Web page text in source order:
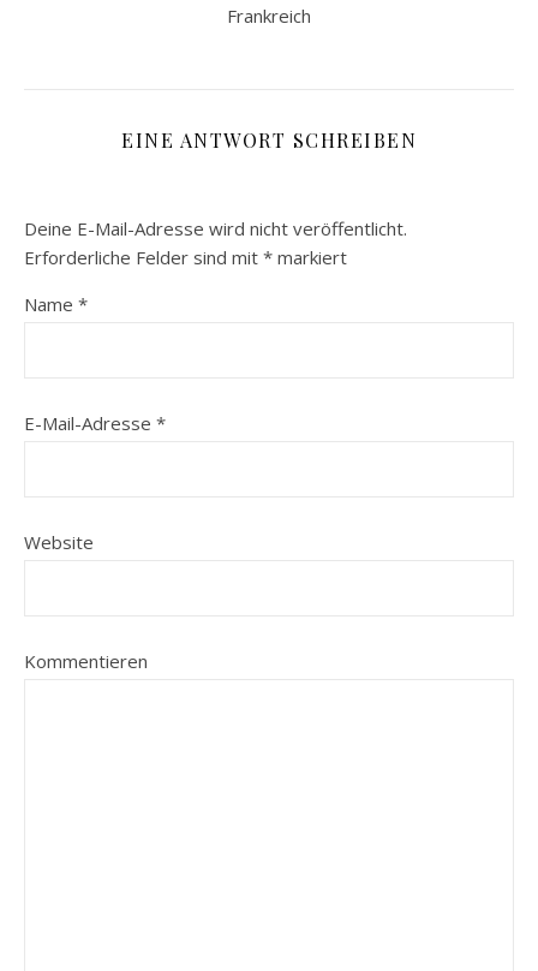
Frankreich
EINE ANTWORT SCHREIBEN
Deine E-Mail-Adresse wird nicht veröffentlicht.
Erforderliche Felder sind mit * markiert
Name *
E-Mail-Adresse *
Website
Kommentieren